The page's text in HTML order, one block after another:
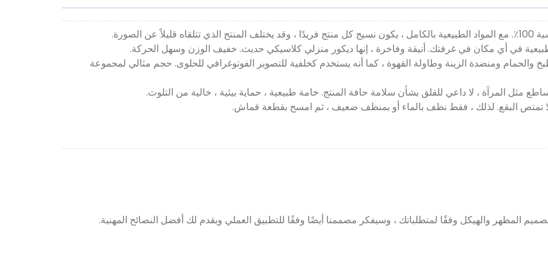
ومنضدة الزينة وطاولة القهوة ، كما أنه يستخدم كخلفية للتصوير الفوتوغرافي للحلوى. حجم مثالي لمجموعة
المظهر والهيكل وفقًا لمتطلباتك ، وسيفكر مصممنا أيضًا وفقًا للتطبيق العملي ويقدم لك أفضل النصائح المهنية.